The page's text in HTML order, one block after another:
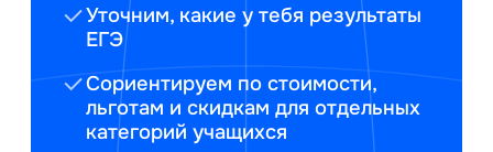
Уточним, какие у тебя результаты
ЕГЭ
Сориентируем по стоимости,
льготам и скидкам для отдельных
категорий учащихся